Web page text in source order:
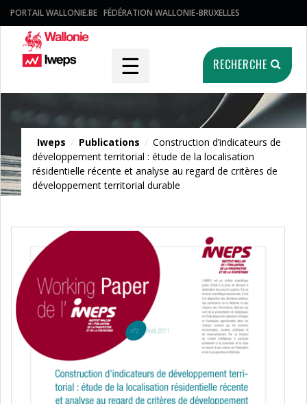
PORTAIL WALLONIE.BE FÉDÉRATION WALLONIE-BRUXELLES
☰ RECHERCHE
Publications
Iweps / Publications / Construction d’indicateurs de
développement territorial : étude de la localisation
résidentielle récente et analyse au regard de critères de
développement territorial durable